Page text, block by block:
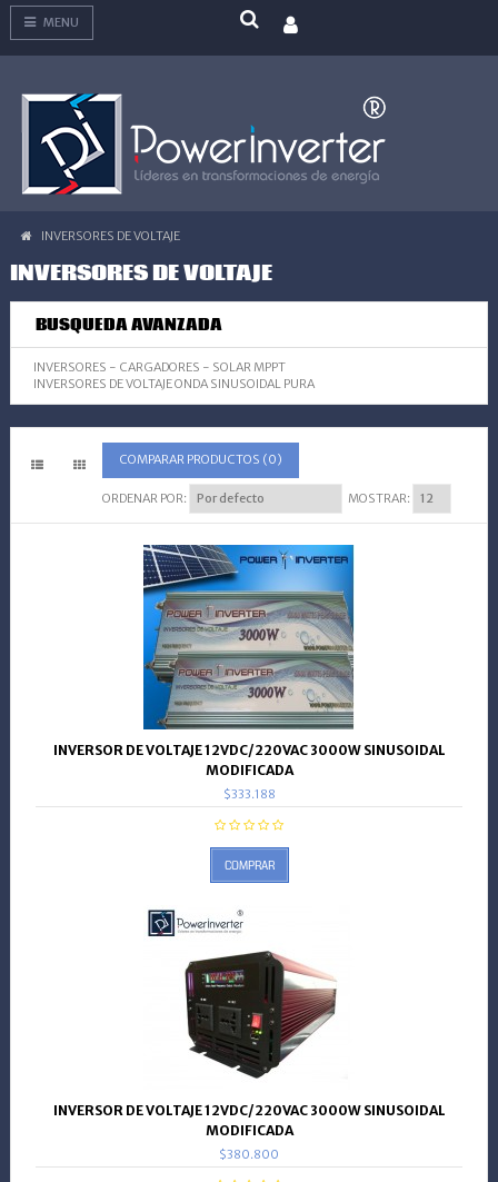
MENU
INVERSORES DE VOLTAJE
INVERSORES DE VOLTAJE
BUSQUEDA AVANZADA
INVERSORES - CARGADORES - SOLAR MPPT
INVERSORES DE VOLTAJE ONDA SINUSOIDAL PURA
COMPARAR PRODUCTOS (0)
ORDENAR POR: MOSTRAR:
INVERSOR DE VOLTAJE 12VDC/220VAC 3000W SINUSOIDAL
MODIFICADA
$333.188
COMPRAR
INVERSOR DE VOLTAJE 12VDC/220VAC 3000W SINUSOIDAL
MODIFICADA
$380.800